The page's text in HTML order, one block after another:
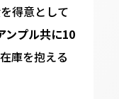
得意として
ンプル共に10
庫を抱える